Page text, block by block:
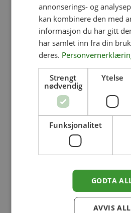
Fontener
Fuglebad
Hageurner
Hageplan
Pidestall
annonserings- og
kan kombinere den med
informasjon du har gitt
har samlet inn fra din
deres.
Strengt
nødvendig
Ytelse
Funksjonalitet
GODTA
AVVIS